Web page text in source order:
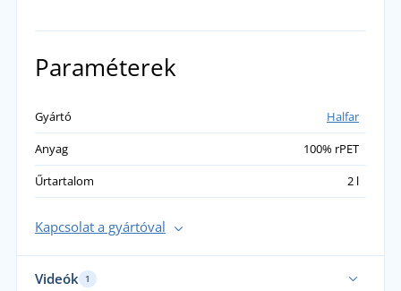
Paraméterek
Gyártó
Halfar
Anyag
100% rPET
Űrtartalom
2 l
Kapcsolat a gyártóval
Videók 1